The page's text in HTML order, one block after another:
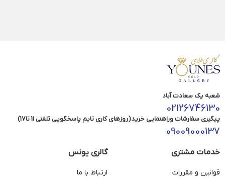
شعبه یک سعادت آباد
02126746130
پیگیری سفارشات وراهنمایی خرید(روزهای کاری تایم پاسخگویی تلفنی 11 تا17)
09009000137
خدمات مشتری
قوانین و مقررات
گالری یونس
ارتباط با ما